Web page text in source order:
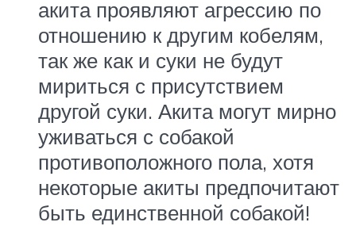
акита проявляют агрессию по
отношению к другим кобелям,
так же как и суки не будут
мириться с присутствием
другой суки. Акита могут мирно
уживаться с собакой
противоположного пола, хотя
некоторые акиты предпочитают
быть единственной собакой!